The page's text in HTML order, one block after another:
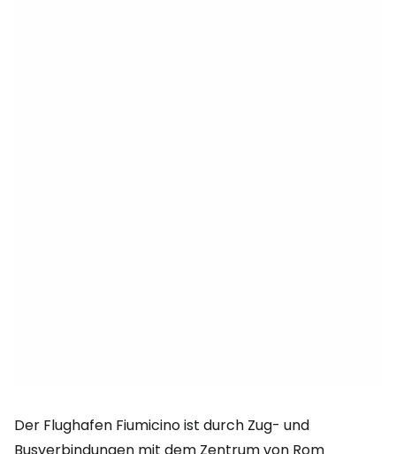
Der Flughafen Fiumicino ist durch Zug- und